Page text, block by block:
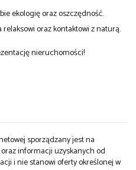
ekologię oraz oszczędność.
oraz kontaktowi z naturą.
nieruchomości!
sporządzany jest na
informacji uzyskanych od
i nie stanowi oferty określonej w